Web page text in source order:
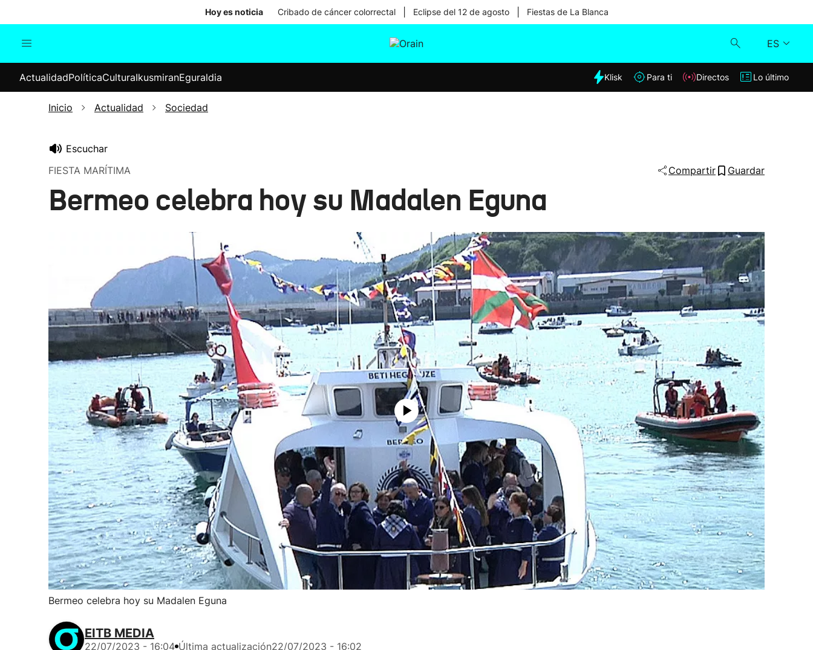
Hoy es noticia Cribado de cáncer colorrectal Eclipse del 12 de agosto Fiestas de La Blanca
ES
Internacional
Elecciones
Klisk
ActualidadPolíticaCulturaIkusmiranEguraldia Klisk Para ti Directos Lo último
Inicio Actualidad Sociedad
Escuchar
FIESTA MARÍTIMA
Compartir Guardar
Bermeo celebra hoy su Madalen Eguna
Bermeo celebra hoy su Madalen Eguna
EITB MEDIA
22/07/2023 - 16:04 Última actualización22/07/2023 - 16:02